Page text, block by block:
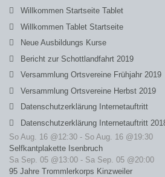
Willkommen Startseite Tablet
Willkommen Tablet Startseite
Neue Ausbildungs Kurse
Bericht zur Schottlandfahrt 2019
Versammlung Ortsvereine Frühjahr 2019
Versammlung Ortsvereine Herbst 2019
Datenschutzerklärung Internetauftritt
Datenschutzerklärung Internetauftritt
So Aug. 16 @12:30 - So Aug. 16 @19:30
Selfkantplakette Isenbruch
Sa Sep. 05 @13:00 - Sa Sep. 05 @20:00
95 Jahre Trommlerkorps Kinzweiler